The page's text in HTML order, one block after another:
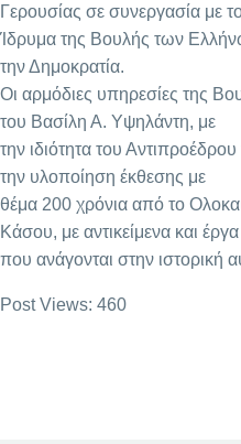
Γερουσίας σε συνεργασία με
Ίδρυμα της Βουλής των
την Δημοκρατία.
Οι αρμόδιες υπηρεσίες της
του Βασίλη Α. Υψηλάντη, με
την ιδιότητα του
την υλοποίηση έκθεσης με
θέμα 200 χρόνια από το
Κάσου, με αντικείμενα και έργα
που ανάγονται στην ιστορική
Post Views: 460